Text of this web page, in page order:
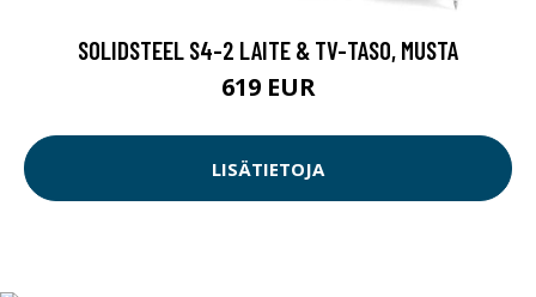
SOLIDSTEEL S4-2 LAITE & TV-TASO, MUSTA
619 EUR
LISÄTIETOJA